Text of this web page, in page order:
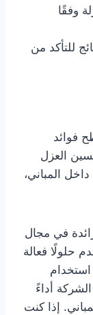
وفقًا
للتأكد من
فوائد
العزل
المباني،
في مجال
حلولًا فعالة
استخدام
أداءً
إذا كنت